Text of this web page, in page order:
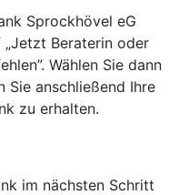
Sprockhövel eG
Beraterin oder
Wählen Sie dann
Sie anschließend Ihre
zu erhalten.
im nächsten Schritt